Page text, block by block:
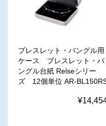
ブレスレット・バングル用
ケース ブレスレット・バ
ングル台紙 Relseシリー
ズ 12個単位 AR-